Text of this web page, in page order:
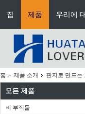
집 제품 우리에
홈 제품 소개 판지로 만드는
모든 제품
비 부직물